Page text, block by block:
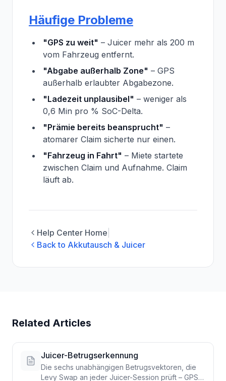
Häufige Probleme
"GPS zu weit" – Juicer mehr als 200 m
vom Fahrzeug entfernt.
"Abgabe außerhalb Zone" – GPS
außerhalb erlaubter Abgabezone.
"Ladezeit unplausibel" – weniger als
0,6 Min pro % SoC-Delta.
"Prämie bereits beansprucht" –
atomarer Claim sicherte nur einen.
"Fahrzeug in Fahrt" – Miete startete
zwischen Claim und Aufnahme. Claim
läuft ab.
Help Center Home
Back to Akkutausch & Juicer
Related Articles
Juicer-Betrugserkennung
Die sechs unabhängigen Betrugsvektoren, die
Levy Swap an jeder Juicer-Session prüft – GPS-